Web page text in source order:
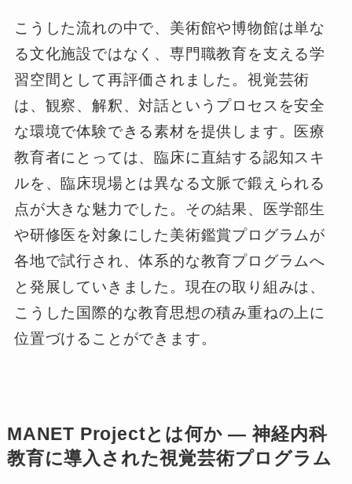
こうした流れの中で、美術館や博物館は単な
る文化施設ではなく、専門職教育を支える学
習空間として再評価されました。視覚芸術
は、観察、解釈、対話というプロセスを安全
な環境で体験できる素材を提供します。医療
教育者にとっては、臨床に直結する認知スキ
ルを、臨床現場とは異なる文脈で鍛えられる
点が大きな魅力でした。その結果、医学部生
や研修医を対象にした美術鑑賞プログラムが
各地で試行され、体系的な教育プログラムへ
と発展していきました。現在の取り組みは、
こうした国際的な教育思想の積み重ねの上に
位置づけることができます。
MANET Projectとは何か ― 神経内科
教育に導入された視覚芸術プログラム